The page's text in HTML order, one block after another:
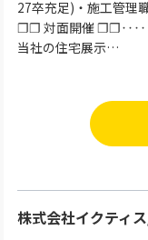
27卒充足)・施工管理
❐❐ 対面開催
当社の住宅展示…
株式会社イクティ